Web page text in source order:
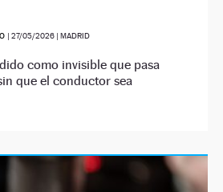
| 27/05/2026| MADRID
como invisible que pasa
que el conductor sea